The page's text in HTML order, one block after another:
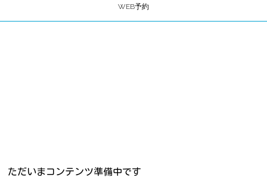
WEB予約
ただいまコンテンツ準備中です